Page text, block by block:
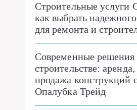
Строительные услуги
как выбрать
для ремонта и
Современные решения
строительстве:
продажа конструкций
Опалубка Трейд